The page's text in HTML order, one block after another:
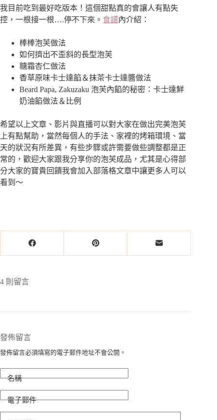
我目前吃到最好吃版本！這個甜點真的會讓人有點失
控，一根接一根….停不下來。 食譜內介紹：
棒棒泡芙做法
如何擠出不歪斜的長型泡芙
糖霜杏仁做法
香草原味卡士達餡＆抹茶卡士達醬做法
Beard Papa, Zakuzaku 泡芙內餡的秘密：卡士達鮮
奶油餡做法＆比例
希望以上文章、影片與直播可以對大家在做出完美泡芙
上有點幫助，當然每個人的手法、家裡的烤箱環境、當
天的狀況有所差異，有些步驟或許需要做些調整都是正
常的，歡迎大家跟我分享你的泡芙成品，尤其是心得部
分大家的寶貴回饋我會加入部落格文章中讓更多人可以
看到～
4 則留言
發佈留言
發佈留言必須填寫的電子郵件地址不會公開。
名稱
電子郵件